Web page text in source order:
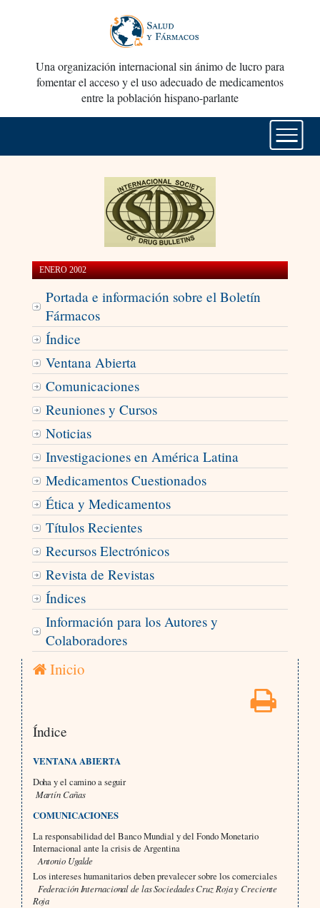
Una organización internacional sin ánimo de lucro para
fomentar el acceso y el uso adecuado de medicamentos
entre la población hispano-parlante
ENERO 2002
Portada e información sobre el Boletín
Fármacos
Índice
Ventana Abierta
Comunicaciones
Reuniones y Cursos
Noticias
Investigaciones en América Latina
Medicamentos Cuestionados
Ética y Medicamentos
Títulos Recientes
Recursos Electrónicos
Revista de Revistas
Índices
Información para los Autores y
Colaboradores
Inicio
Índice
VENTANA ABIERTA
Doha y el camino a seguir
Martín Cañas
COMUNICACIONES
La responsabilidad del Banco Mundial y del Fondo Monetario
Internacional ante la crisis de Argentina
Antonio Ugalde
Los intereses humanitarios deben prevalecer sobre los comerciales
Federación Internacional de las Sociedades Cruz Roja y Creciente
Roja